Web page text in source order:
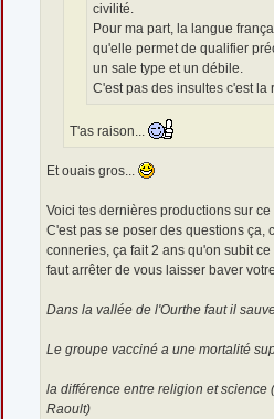
civilité.
Pour ma part, la langue
qu'elle permet de qualifier
un sale type et un débile.
C'est pas des insultes c'est la
T'as raison...
Et ouais gros...
Voici tes dernières productions sur ce
C'est pas se poser des questions ça,
conneries, ça fait 2 ans qu'on subit
faut arrêter de vous laisser baver
Dans la vallée de l'Ourthe faut il
Le groupe vacciné a une mortalité
la différence entre religion et science
Raoult)